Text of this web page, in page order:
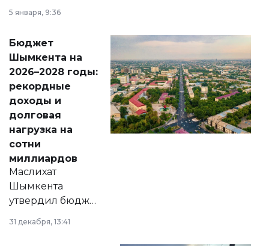
принести
народу
Венесуэлы.
5 января, 9:36
Бюджет
Шымкента на
2026–2028 годы:
рекордные
доходы и
долговая
нагрузка на
сотни
миллиардов
Маслихат
Шымкента
утвердил бюджет
города на 2026–
2028 годы.
31 декабря, 13:41